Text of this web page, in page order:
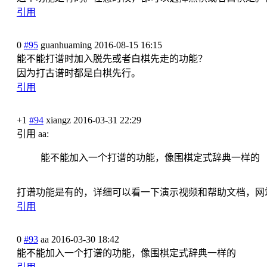
引用
0 #95 guanhuaming 2016-08-15 16:15
能不能打谱时加入脱先或者白棋先走的功能？
因为打古谱时都是白棋先行。
引用
+1 #94 xiangz 2016-03-31 22:29
引用 aa:
能不能加入一个打谱的功能，像围棋定式辞典一样的
打谱功能是有的，详细可以看一下演示视频和帮助文档，网
引用
0 #93 aa 2016-03-30 18:42
能不能加入一个打谱的功能，像围棋定式辞典一样的